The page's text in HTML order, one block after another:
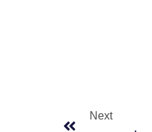
Next